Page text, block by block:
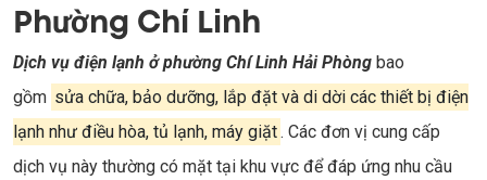
Phường Chí Linh
Dịch vụ điện lạnh ở phường Chí Linh Hải Phòng bao
gồm sửa chữa, bảo dưỡng, lắp đặt và di dời các thiết bị điện
lạnh như điều hòa, tủ lạnh, máy giặt. Các đơn vị cung cấp
dịch vụ này thường có mặt tại khu vực để đáp ứng nhu cầu